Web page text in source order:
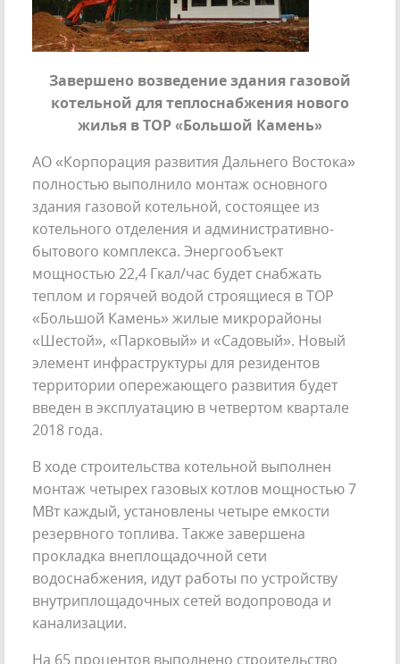
Завершено возведение здания газовой
котельной для теплоснабжения нового
жилья в ТОР «Большой Камень»
АО «Корпорация развития Дальнего Востока»
полностью выполнило монтаж основного
здания газовой котельной, состоящее из
котельного отделения и административно-
бытового комплекса. Энергообъект
мощностью 22,4 Гкал/час будет снабжать
теплом и горячей водой строящиеся в ТОР
«Большой Камень» жилые микрорайоны
«Шестой», «Парковый» и «Садовый». Новый
элемент инфраструктуры для резидентов
территории опережающего развития будет
введен в эксплуатацию в четвертом квартале
2018 года.
В ходе строительства котельной выполнен
монтаж четырех газовых котлов мощностью 7
МВт каждый, установлены четыре емкости
резервного топлива. Также завершена
прокладка внеплощадочной сети
водоснабжения, идут работы по устройству
внутриплощадочных сетей водопровода и
канализации.
На 65 процентов выполнено строительство